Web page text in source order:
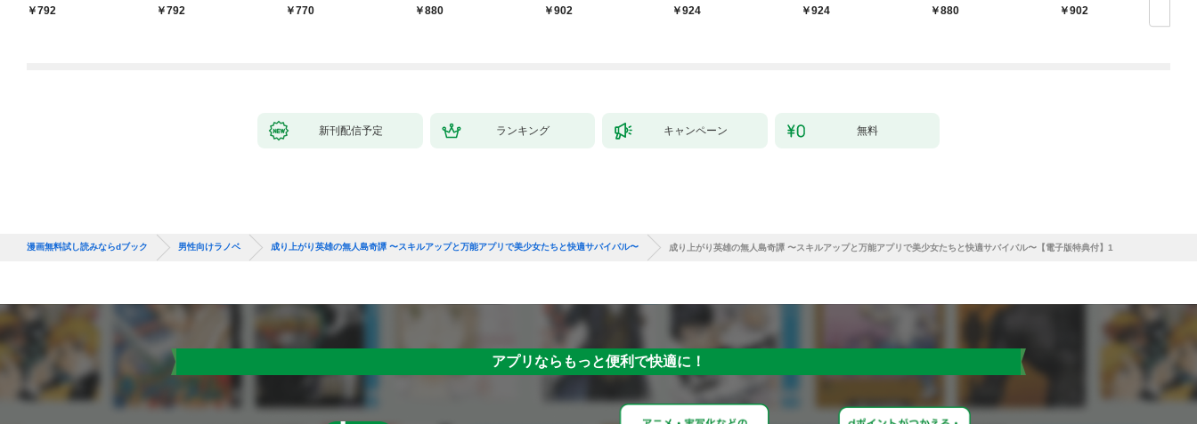
792
にゲームバランスを崩
792
った？ ～激重感情な
770
活を送りたい【電子版
880
そ902
版】924
924
880
と死に損ないの反逆者
￥902
新刊配信予定 ランキング キャンペーン 無料
漫画無料試し読みならdブック 男性向けラノベ 成り上がり英雄の無人島奇譚 〜スキルアップと万能アプリで美少女たちと快適サバイバル〜 成り上がり英雄の無人島奇譚 〜スキルアップと万能アプリで美少女たちと快適サバイバル〜【電子版特典付】1
アプリならもっと便利で快適に！